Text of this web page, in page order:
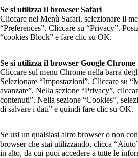
Se si utilizza il browser Safari
Cliccare nel Menù Safari, selezionare il
“Preferences”. Cliccare su “Privacy”.
“cookies Block” e fare clic su OK.
Se si utilizza il browser Google Chrome
Cliccare sul menu Chrome nella barra
Selezionare “Impostazioni”. Cliccare su
avanzate”. Nella sezione “Privacy”,
contenuti”. Nella sezione “Cookies”,
di salvare i dati” e quindi fare clic su OK.
Se usi un qualsiasi altro browser o non
browser che stai utilizzando, clicca
in alto, da cui puoi accedere a tutte le